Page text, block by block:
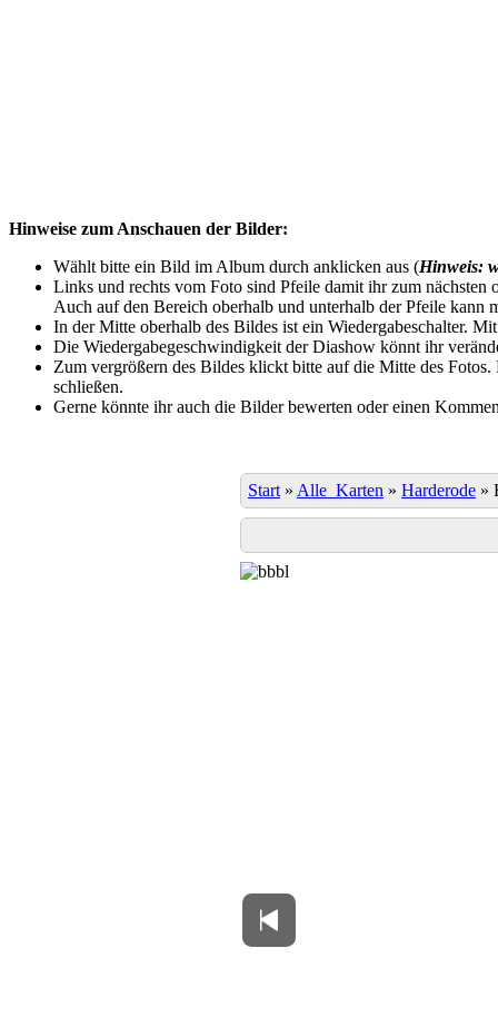
Hinweise zum Anschauen der Bilder:
Wählt bitte ein Bild im Album durch anklicken aus (Hinweis:
Links und rechts vom Foto sind Pfeile damit ihr zum
Auch auf den Bereich oberhalb und unterhalb der Pfeile kann
In der Mitte oberhalb des Bildes ist ein Wiedergabeschalter.
Die Wiedergabegeschwindigkeit der Diashow könnt ihr
Zum vergrößern des Bildes klickt bitte auf die Mitte des
schließen.
Gerne könnte ihr auch die Bilder bewerten oder einen
Start » Alle_Karten » Harderode »